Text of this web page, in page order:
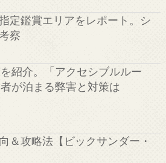
定鑑賞エリアをレポート。シ
察
紹介。「アクセシブルルー
が泊まる弊害と対策は
＆攻略法【ビックサンダー・